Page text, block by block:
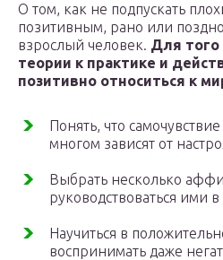
О том, как не подпускать
позитивным, рано или
взрослый человек. Для того
теории к практике и
позитивно относиться к
Понять, что
многом зависят от
Выбрать несколько
руководствоваться ими
Научиться в
воспринимать даже